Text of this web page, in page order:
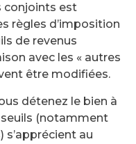
conjoints est
règles d’imposition
de revenus
avec les « autres
être modifiées.
détenez le bien à
seuils (notamment
s’apprécient au